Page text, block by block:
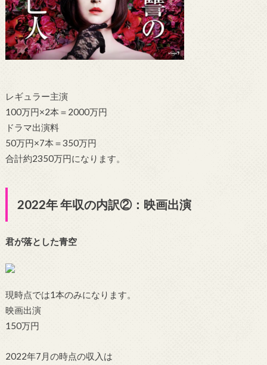
レギュラー主演
100万円×2本＝2000万円
ドラマ出演料
50万円×7本＝350万円
合計約2350万円になります。
2022年 年収の内訳②：映画出演
君が落とした青空
現時点では1本のみになります。
映画出演
150万円
2022年7月の時点の収入は